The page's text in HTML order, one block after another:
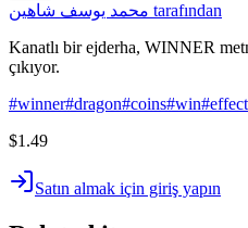
محمد يوسف شاهين tarafından
Kanatlı bir ejderha, WINNER
çıkıyor.
#winner#dragon#coins#win#effect
$1.49
Satın almak için giriş yapın